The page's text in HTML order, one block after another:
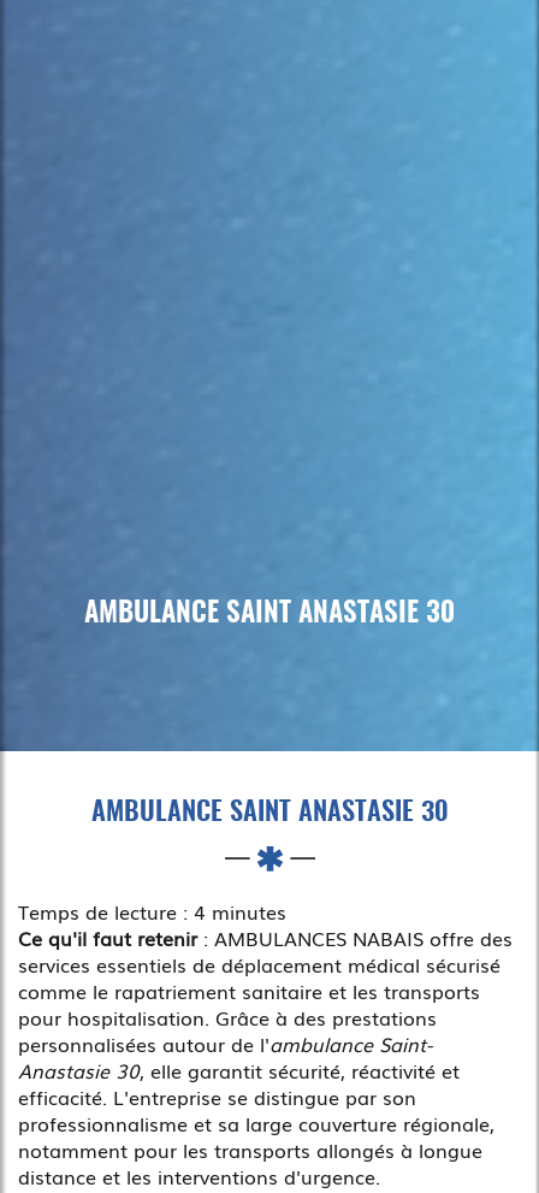
AMBULANCE SAINT ANASTASIE 30
AMBULANCE SAINT ANASTASIE 30
Temps de lecture : 4 minutes
Ce qu'il faut retenir: AMBULANCES NABAIS offre des
services essentiels de déplacement médical sécurisé
comme le rapatriement sanitaire et les transports
pour hospitalisation. Grâce à des prestations
personnalisées autour de l'ambulance Saint-
Anastasie 30, elle garantit sécurité, réactivité et
efficacité. L'entreprise se distingue par son
professionnalisme et sa large couverture régionale,
notamment pour les transports allongés à longue
distance et les interventions d'urgence.